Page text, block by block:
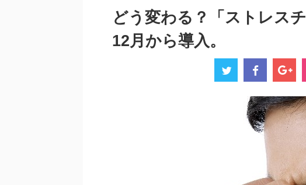
どう変わる？「ストレス
12月から導入。